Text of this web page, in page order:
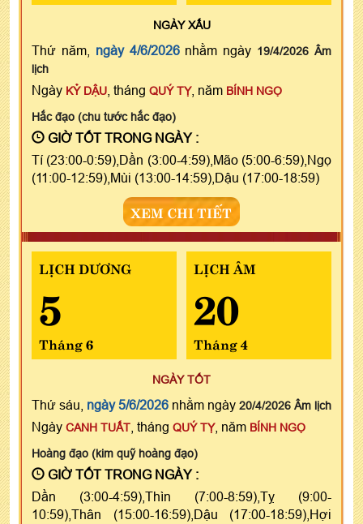
NGÀYXẤU
Thứ năm, ngày 4/6/2026nhằm ngày 19/4/2026 Âm
lịch
Ngày KỶ DẬU , tháng QUÝ TỴ, năm BÍNH NGỌ
Hắc đạo (chu tước hắc đạo)
GIỜ TỐT TRONG NGÀY :
Tí (23:00-0:59),Dần (3:00-4:59),Mão (5:00-6:59),Ngọ
(11:00-12:59),Mùi (13:00-14:59),Dậu (17:00-18:59)
XEM CHI TIẾT
LỊCH DƯƠNG
5
Tháng 6
LỊCH ÂM
20
Tháng 4
NGÀY TỐT
Thứ sáu, ngày 5/6/2026 nhằm ngày 20/4/2026 Âm lịch
Ngày CANH TUẤT , tháng QUÝ TỴ, năm BÍNH NGỌ
Hoàng đạo (kim quỹ hoàng đạo)
GIỜ TỐT TRONG NGÀY :
Dần (3:00-4:59),Thìn (7:00-8:59),Tỵ (9:00-
10:59),Thân (15:00-16:59),Dậu (17:00-18:59),Hợi